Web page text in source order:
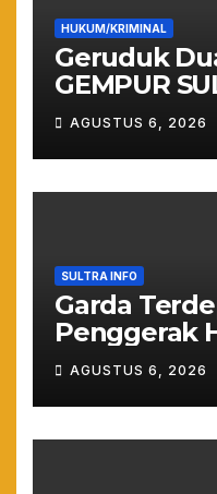
HUKUM/KRIMINAL
Geruduk
GEMPUR
Keras:
Diduduki
Kepastian
AGUSTUS 6, 2026
SULTRA INFO
Garda
Penggerak
Resmi
Asta Cita
AGUSTUS 6, 2026